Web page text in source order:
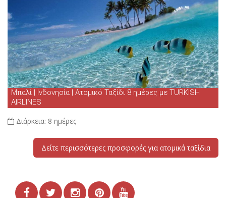
Μπαλί | Ινδονησία | Ατομικό Ταξίδι 8 ημέρες με TURKISH
AIRLINES
Διάρκεια: 8 ημέρες
Δείτε περισσότερες προσφορές για ατομικά ταξίδια